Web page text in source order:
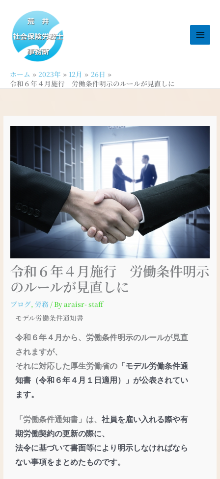
ホーム 2023年 12月
26日
令和６年４月施行 労働条件明示のルールが見直しに
令和６年４月施行 労働条件明示
のルールが見直しに
ブログ,労務 / Byaraisr- staff
モデル労働条件通知書
令和６年４月から、労働条件明示のルールが見直
されますが、
それに対応した厚生労働省の 「モデル労働条件通
知書（令和６年４月１日適用）」が公表されてい
ます。
「労働条件通知書」は、社員を雇い入れる際や有
期労働契約の更新の際に、
法令に基づいて書面等により 明示しなければなら
ない事項をまとめたものです。